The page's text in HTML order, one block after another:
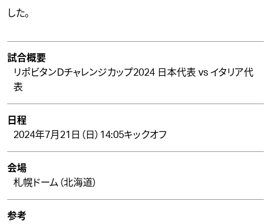
した。
試合概要
リポビタンＤチャレンジカップ2024 日本代表 vs イタリア代
表
日程
2024年7月21日（日）14:05キックオフ
会場
札幌ドーム（北海道）
参考